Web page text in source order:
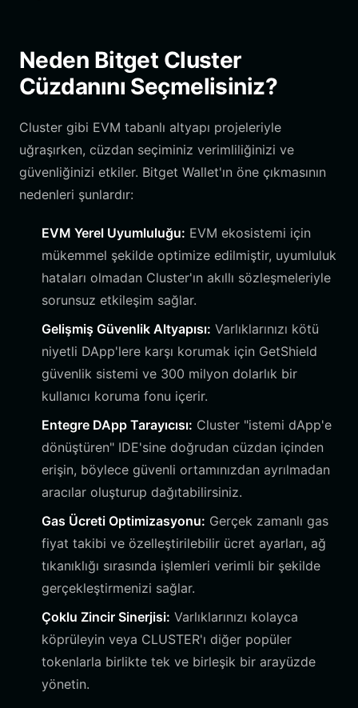
Neden Bitget Cluster
Cüzdanını Seçmelisiniz?
Cluster gibi EVM tabanlı altyapı projeleriyle
uğraşırken, cüzdan seçiminiz verimliliğinizi ve
güvenliğinizi etkiler. Bitget Wallet'ın öne çıkmasının
nedenleri şunlardır:
EVM Yerel Uyumluluğu: EVM ekosistemi için
mükemmel şekilde optimize edilmiştir, uyumluluk
hataları olmadan Cluster'ın akıllı sözleşmeleriyle
sorunsuz etkileşim sağlar.
Gelişmiş Güvenlik Altyapısı: Varlıklarınızı kötü
niyetli DApp'lere karşı korumak için GetShield
güvenlik sistemi ve 300 milyon dolarlık bir
kullanıcı koruma fonu içerir.
Entegre DApp Tarayıcısı: Cluster "istemi dApp'e
dönüştüren" IDE'sine doğrudan cüzdan içinden
erişin, böylece güvenli ortamınızdan ayrılmadan
aracılar oluşturup dağıtabilirsiniz.
Gas Ücreti Optimizasyonu: Gerçek zamanlı gas
fiyat takibi ve özelleştirilebilir ücret ayarları, ağ
tıkanıklığı sırasında işlemleri verimli bir şekilde
gerçekleştirmenizi sağlar.
Çoklu Zincir Sinerjisi: Varlıklarınızı kolayca
köprüleyin veya CLUSTER'ı diğer popüler
tokenlarla birlikte tek ve birleşik bir arayüzde
yönetin.